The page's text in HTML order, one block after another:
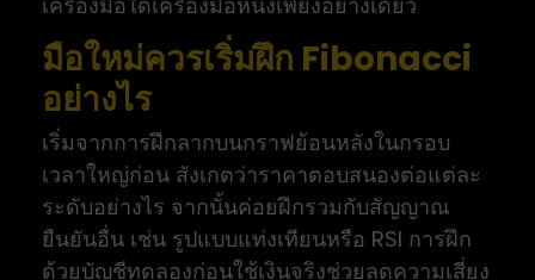
มือใหม่ควรเริ่มฝึก Fibonacci
อย่างไร
เริ่มจากการฝึกลากบนกราฟย้อนหลังในกรอบ
เวลาใหญ่ก่อน สังเกตว่าราคาตอบสนองต่อแต่ละ
ระดับอย่างไร จากนั้นค่อยฝึกรวมกับสัญญาณ
ยืนยันอื่น เช่น รูปแบบแท่งเทียนหรือ RSI การฝึก
ด้วยบัญชีทดลองก่อนใช้เงินจริงช่วยลดความเสี่ยง